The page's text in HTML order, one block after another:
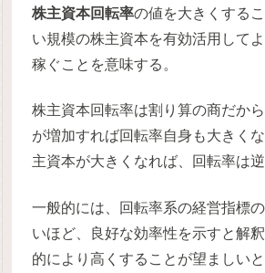
株主資本回転率の値を大きくする
い規模の株主資本を有効活用して
稼ぐことを意味する。
株主資本回転率は割り算の商だか
が増加すれば回転率自身も大きく
主資本が大きくなれば、回転率は逆
一般的には、回転率系の経営指標
いほど、良好な効率性を示すと解
的により高くすることが望ましい